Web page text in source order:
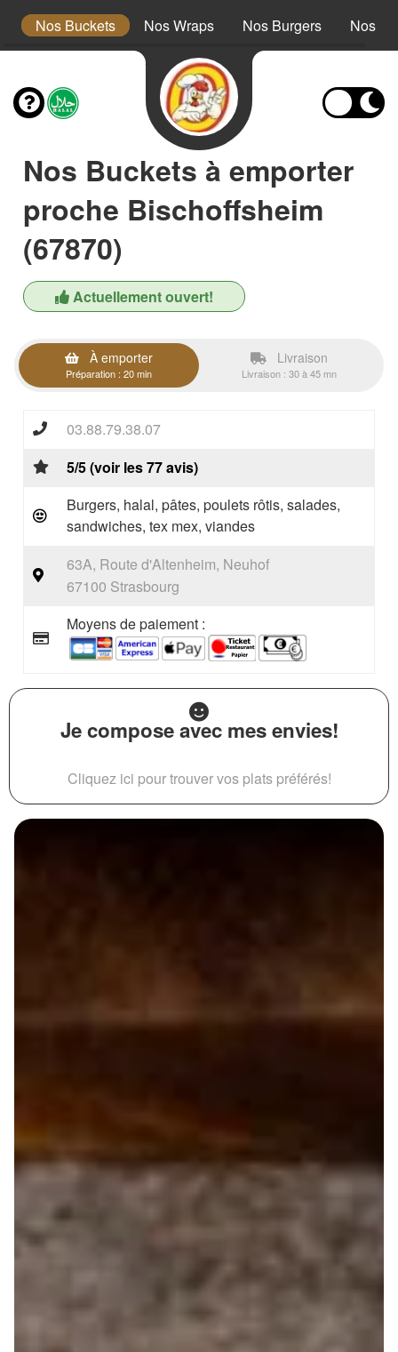
Nos Buckets Nos Wraps Nos Burgers Nos
Nos Buckets à emporter
proche Bischoffsheim
(67870)
Actuellement ouvert!
À emporter
Préparation : 20 min
Livraison
Livraison : 30 à 45 mn
03.88.79.38.07
5/5 (voir les 77 avis)
Burgers, halal, pâtes, poulets rôtis, salades,
sandwiches, tex mex, viandes
63A, Route d'Altenheim, Neuhof
67100 Strasbourg
Moyens de paiement :
Je compose avec mes envies!
Cliquez ici pour trouver vos plats préférés!